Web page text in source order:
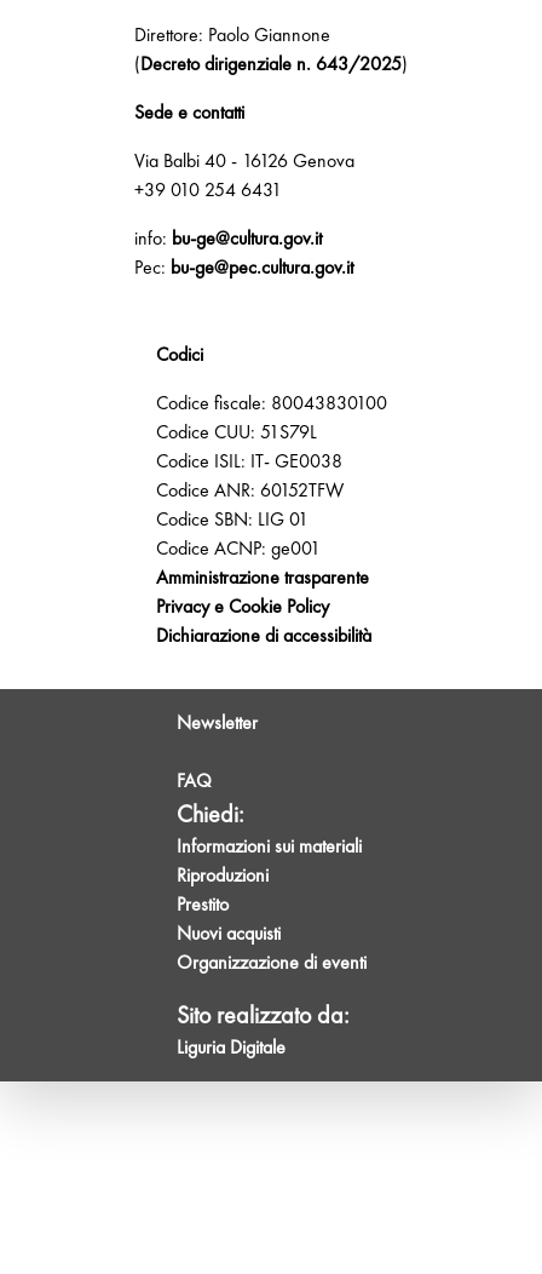
Direttore: Paolo Giannone
(Decreto dirigenziale n. 643/2025)
Sede e contatti
Via Balbi 40 - 16126 Genova
+39 010 254 6431
info: bu-ge@cultura.gov.it
Pec: bu-ge@pec.cultura.gov.it
Codici
Codice fiscale: 80043830100
Codice CUU: 51S79L
Codice ISIL: IT- GE0038
Codice ANR: 60152TFW
Codice SBN: LIG 01
Codice ACNP: ge001
Amministrazione trasparente
Privacy e Cookie Policy
Dichiarazione di accessibilità
Newsletter
FAQ
Chiedi:
Informazioni sui materiali
Riproduzioni
Prestito
Nuovi acquisti
Organizzazione di eventi
Sito realizzato da:
Liguria Digitale